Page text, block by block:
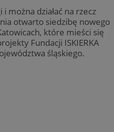
można działać na rzecz
otwarto siedzibę nowego
które mieści się
Fundacji ISKIERKA
śląskiego.